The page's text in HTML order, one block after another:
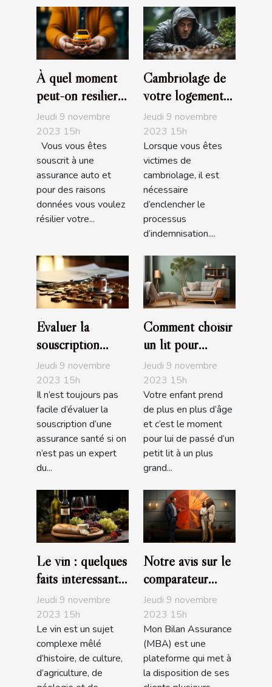
À quel moment
peut-on résilier
son assurance
auto?
Jeudi 9 novembre
2023 15h
Vous vous êtes
souscrit à une
assurance auto et
pour des raisons
données vous voulez
résilier votre...
Cambriolage de
votre logement
assuré :
Comment être
indemnisé?
Jeudi 9 novembre
2023 15h
Lorsque vous êtes
victimes de
cambriolage, il est
nécessaire
d’enclencher le
processus
d’indemnisation....
Évaluer la
souscription
d’une assurance
santé : comment
s’y prendre ?
Jeudi 9 novembre
2023 15h
Il n’est toujours pas
facile d’évaluer la
souscription d’une
assurance santé si on
n’est pas un expert
du...
Comment choisir
un lit pour
enfant ?
Jeudi 9 novembre
2023 15h
Votre enfant prend
de plus en plus d’âge
et c’est le moment
pour lui de passé d’un
petit lit à un plus
grand...
Le vin : quelques
faits intéressants
à savoir
Jeudi 9 novembre
2023 15h
Le vin est un sujet
complexe mêlé
d’histoire, de culture,
d’agriculture, de
Notre avis sur le
comparateur
d’assurance de
prêt de MBA
Jeudi 9 novembre
2023 15h
Mon Bilan Assurance
(MBA) est une
plateforme qui met à
la disposition de ses